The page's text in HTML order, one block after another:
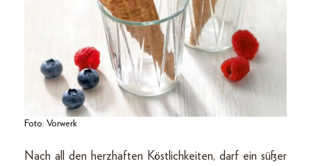
Foto: Vorwerk
Nach all den herzhaften Köstlichkeiten, darf ein süßer